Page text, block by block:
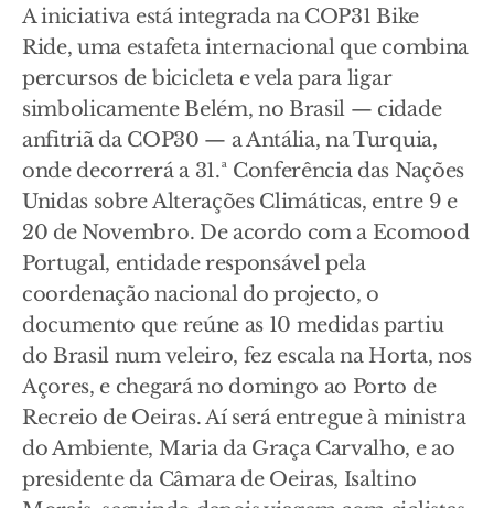
A iniciativa está integrada na COP31 Bike
Ride, uma estafeta internacional que combina
percursos de bicicleta e vela para ligar
simbolicamente Belém, no Brasil — cidade
anfitriã da COP30 — a Antália, na Turquia,
onde decorrerá a 31.ª Conferência das Nações
Unidas sobre Alterações Climáticas, entre 9 e
20 de Novembro. De acordo com a Ecomood
Portugal, entidade responsável pela
coordenação nacional do projecto, o
documento que reúne as 10 medidas partiu
do Brasil num veleiro, fez escala na Horta, nos
Açores, e chegará no domingo ao Porto de
Recreio de Oeiras. Aí será entregue à ministra
do Ambiente, Maria da Graça Carvalho, e ao
presidente da Câmara de Oeiras, Isaltino